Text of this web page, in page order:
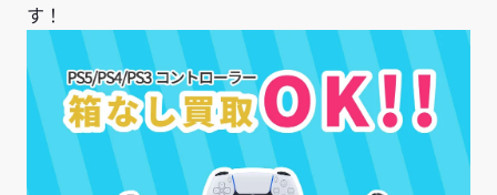
す！